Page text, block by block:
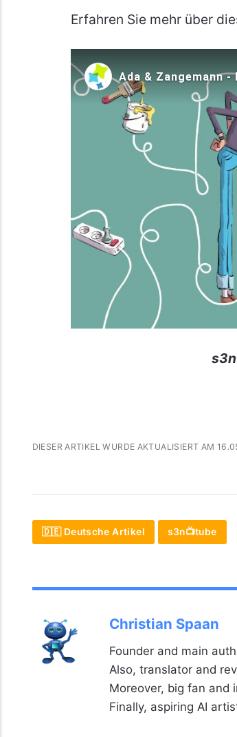
Erfahren Sie mehr über
DIESER ARTIKEL WURDE AKTUALISIERT AM
🇩🇪 Deutsche Artikel s3n📺tube
Christian Spaan
Founder and main
Also, translator and
Moreover, big fan and
Finally, aspiring AI